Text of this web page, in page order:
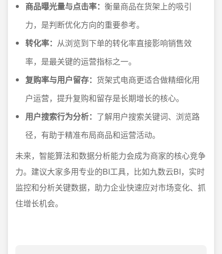
商品曝光量与点击率： 衡量商品在货架上的吸引
力，是判断优化方向的重要参考。
转化率： 从浏览到下单的转化率直接影响销售效
率，是最关键的运营指标之一。
复购率与用户留存： 货架式电商更适合做精细化用
户运营，提升复购和留存是长期增长的核心。
用户搜索行为分析： 了解用户搜索关键词、浏览路
径，有助于精准布局商品和运营活动。
未来，智能算法和数据分析能力会成为商家的核心竞争
力。建议大家多用专业的BI工具，比如九数云BI，实时
监控和分析关键数据，助力企业快速应对市场变化、抓
住增长机会。